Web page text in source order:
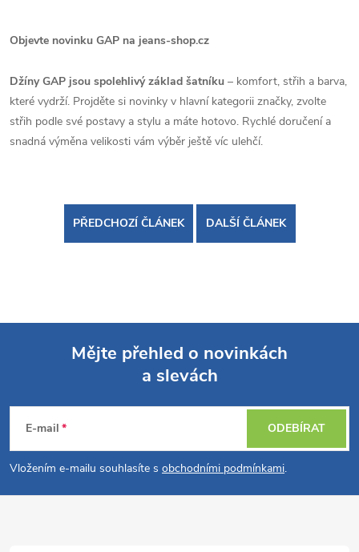
Objevte novinku GAP na jeans-shop.cz
Džíny GAP jsou spolehlivý základ šatníku – komfort, střih a barva,
které vydrží. Projděte si novinky v hlavní kategorii značky, zvolte
střih podle své postavy a stylu a máte hotovo. Rychlé doručení a
snadná výměna velikosti vám výběr ještě víc ulehčí.
PŘEDCHOZÍ ČLÁNEK DALŠÍ ČLÁNEK
p
a
Mějte přehled o novinkách
a slevách
E-mail
Vložením e-mailu souhlasíte s obchodními podmínkami.
ODEBÍRAT